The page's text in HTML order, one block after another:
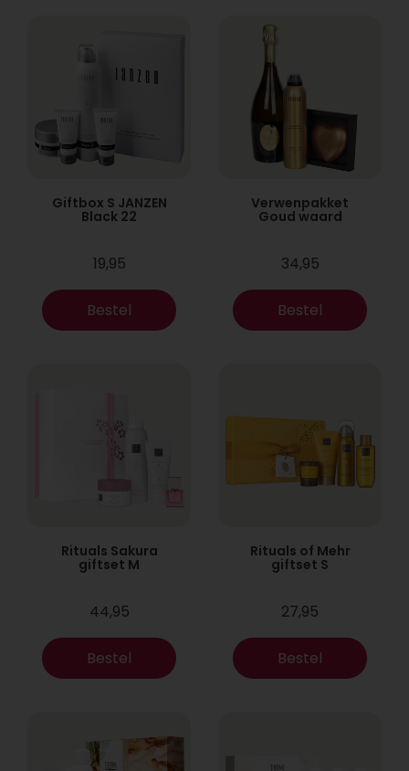
Giftbox S JANZEN
Black 22
19,95
Bestel
Verwenpakket
Goud waard
34,95
Bestel
Rituals Sakura
giftset M
44,95
Bestel
Rituals of Mehr
giftset S
27,95
Bestel